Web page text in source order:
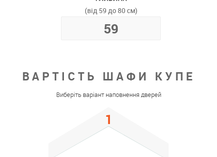
(від 59 до 80 см)
ВАРТІСТЬ ШАФИ КУПЕ
Виберіть варіант наповнення дверей